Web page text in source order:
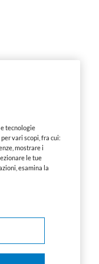
tecnologie
vari scopi, fra cui:
mostrare i
le tue
esamina la